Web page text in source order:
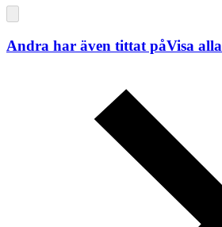
Andra har även tittat påVisa alla